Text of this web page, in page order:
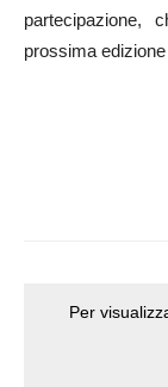
partecipazione,
prossima
Per